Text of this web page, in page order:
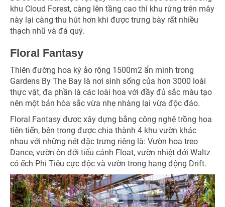
khu Cloud Forest, càng lên tầng cao thì khu rừng trên mây
này lại càng thu hút hơn khi được trưng bày rất nhiều
thạch nhũ và đá quý.
Floral Fantasy
Thiên đường hoa kỳ ảo rộng 1500m2 ẩn mình trong
Gardens By The Bay là nơi sinh sống của hơn 3000 loài
thực vật, đa phần là các loài hoa với đầy đủ sắc màu tạo
nên một bản hòa sắc vừa nhẹ nhàng lại vừa độc đáo.
Floral Fantasy được xây dựng bằng công nghệ trồng hoa
tiên tiến, bên trong được chia thành 4 khu vườn khác
nhau với những nét đặc trưng riêng là: Vườn hoa treo
Dance, vườn ôn đới tiểu cảnh Float, vườn nhiệt đới Waltz
có ếch Phi Tiêu cực độc và vườn trong hang động Drift.